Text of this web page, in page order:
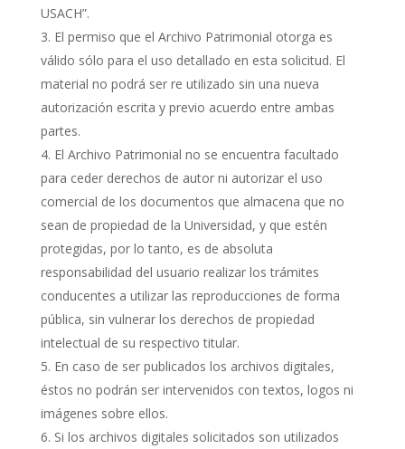
USACH”.
El permiso que el Archivo Patrimonial otorga es
válido sólo para el uso detallado en esta solicitud. El
material no podrá ser re utilizado sin una nueva
autorización escrita y previo acuerdo entre ambas
partes.
El Archivo Patrimonial no se encuentra facultado
para ceder derechos de autor ni autorizar el uso
comercial de los documentos que almacena que no
sean de propiedad de la Universidad, y que estén
protegidas, por lo tanto, es de absoluta
responsabilidad del usuario realizar los trámites
conducentes a utilizar las reproducciones de forma
pública, sin vulnerar los derechos de propiedad
intelectual de su respectivo titular.
En caso de ser publicados los archivos digitales,
éstos no podrán ser intervenidos con textos, logos ni
imágenes sobre ellos.
Si los archivos digitales solicitados son utilizados